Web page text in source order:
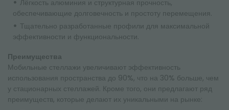
Лёгкость алюминия и структурная прочность,
обеспечивающие долговечность и простоту перемещения.
Тщательно разработанные профили для максимальной
эффективности и функциональности.
Преимущества
Мобильные стеллажи увеличивают эффективность
использования пространства до 90%, что на 30% больше, чем
у стационарных стеллажей. Кроме того, они предлагают ряд
преимуществ, которые делают их уникальными на рынке: